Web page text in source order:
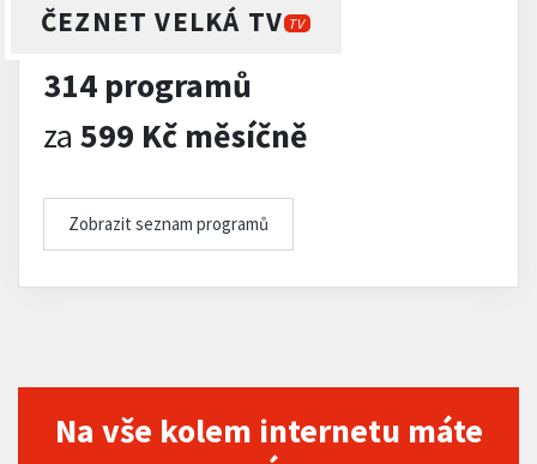
ČEZNET VELKÁ TV TV
314 programů
za 599 Kč měsíčně
Zobrazit seznam programů
Na vše kolem internetu máte